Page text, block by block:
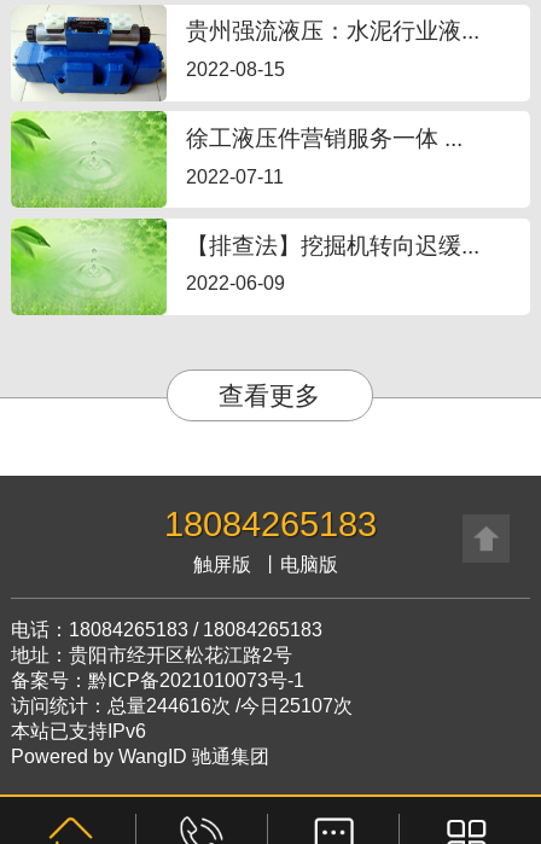
贵州强流液压：水泥行业液...
2022-08-15
徐工液压件营销服务一体 ...
2022-07-11
【排查法】挖掘机转向迟缓...
2022-06-09
查看更多
18084265183
触屏版 电脑版
电话：18084265183 / 18084265183
地址：贵阳市经开区松花江路2号
备案号：黔ICP备2021010073号-1
访问统计：总量244616次 /今日25107次
本站已支持IPv6
Powered by WangID 驰通集团